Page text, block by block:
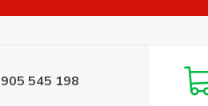
545 198